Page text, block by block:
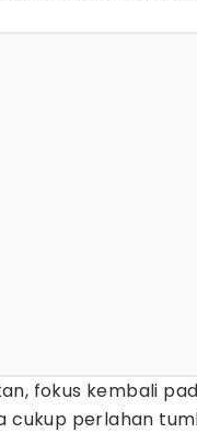
fokus kembali
cukup perlahan